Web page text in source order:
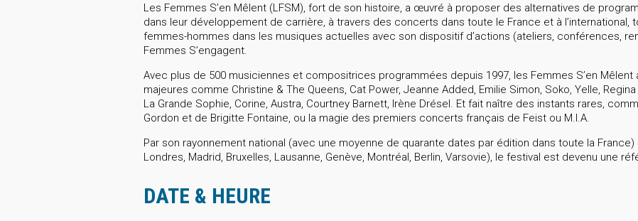
Les Femmes S’en Mêlent (LFSM), fort de son histoire, a œuvré à proposer des alternatives de
dans leur développement de carrière, à travers des concerts dans toute le France et à l’international,
femmes-hommes dans les musiques actuelles avec son dispositif d’actions (ateliers, conférences,
Femmes S’engagent.
Avec plus de 500 musiciennes et compositrices programmées depuis 1997, les Femmes S’en
majeures comme Christine & The Queens, Cat Power, Jeanne Added, Emilie Simon, Soko, Yelle,
La Grande Sophie, Corine, Austra, Courtney Barnett, Irène Drésel. Et fait naître des instants rares,
Gordon et de Brigitte Fontaine, ou la magie des premiers concerts français de Feist ou M.I.A.
Par son rayonnement national (avec une moyenne de quarante dates par édition dans toute la
Londres, Madrid, Bruxelles, Lausanne, Genève, Montréal, Berlin, Varsovie), le festival est devenu une
DATE & HEURE